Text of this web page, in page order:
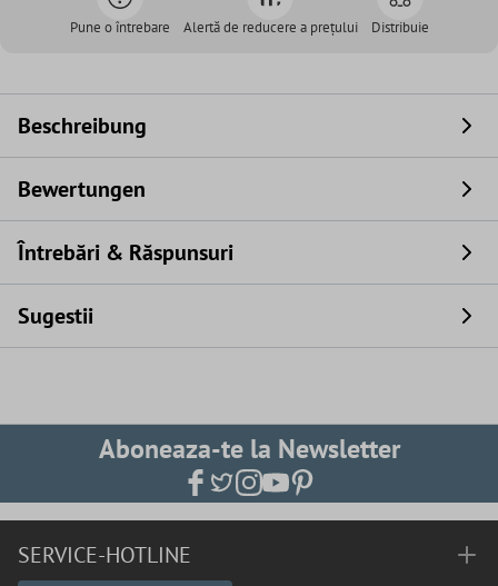
Pune o întrebare Alertă de reducere a prețului Distribuie
Beschreibung
Bewertungen
Întrebări & Răspunsuri
Sugestii
Aboneaza-te la Newsletter
SERVICE-HOTLINE